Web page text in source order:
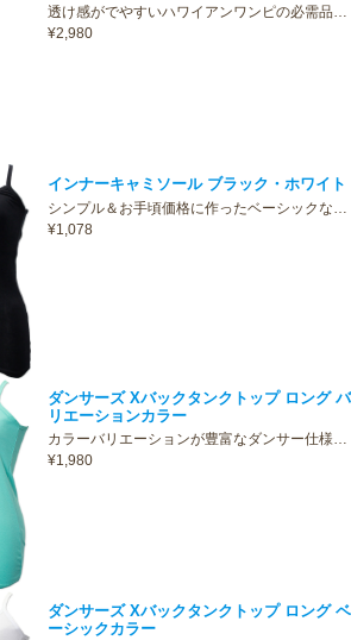
透け感がでやすいハワイアンワンピの必需品…
¥2,980
インナーキャミソール ブラック・ホワイト
シンプル＆お手頃価格に作ったベーシックな…
¥1,078
ダンサーズ Xバックタンクトップ ロング バ
リエーションカラー
カラーバリエーションが豊富なダンサー仕様…
¥1,980
ダンサーズ Xバックタンクトップ ロング ベ
ーシックカラー